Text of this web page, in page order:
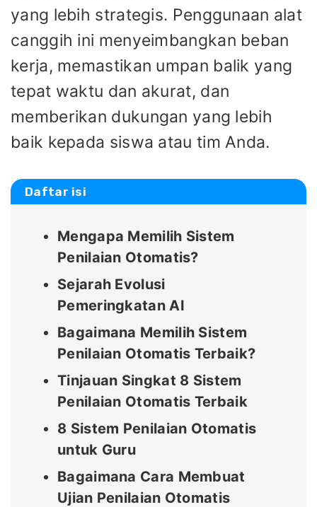
yang lebih strategis. Penggunaan alat
canggih ini menyeimbangkan beban
kerja, memastikan umpan balik yang
tepat waktu dan akurat, dan
memberikan dukungan yang lebih
baik kepada siswa atau tim Anda.
Daftar isi
Mengapa Memilih Sistem
Penilaian Otomatis?
Sejarah Evolusi
Pemeringkatan AI
Bagaimana Memilih Sistem
Penilaian Otomatis Terbaik?
Tinjauan Singkat 8 Sistem
Penilaian Otomatis Terbaik
8 Sistem Penilaian Otomatis
untuk Guru
Bagaimana Cara Membuat
Ujian Penilaian Otomatis